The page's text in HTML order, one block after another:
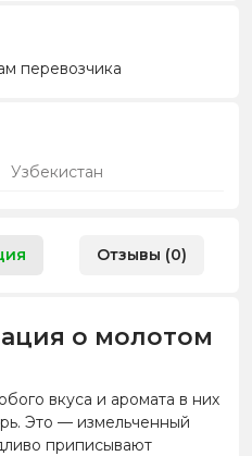
перевозчика
Узбекистан
Отзывы (0)
о молотом
вкуса и аромата в них
Это — измельченный
приписывают